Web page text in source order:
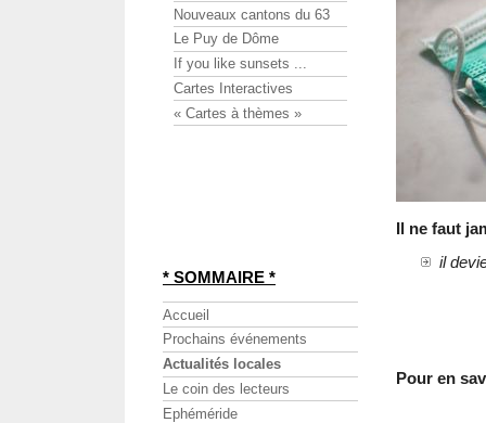
Il ne faut
il
Pour en
Nouveaux cantons du 63
Le Puy de Dôme
If you like sunsets ...
Cartes Interactives
« Cartes à thèmes »
* SOMMAIRE *
Accueil
Prochains événements
Actualités locales
Le coin des lecteurs
Ephéméride